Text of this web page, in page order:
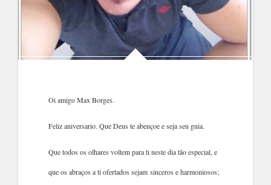
Oi amigo Max Borges.
Feliz aniversario. Que Deus te abençoe e seja seu guia.
Que todos os olhares voltem para ti neste dia tão especial, e
que os abraços a ti ofertados sejam sinceros e harmoniosos;